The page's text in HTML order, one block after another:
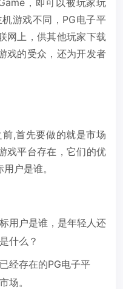
，即可以被玩家玩
游戏不同，PG电子平
网上，供其他玩家下载
戏的受众，还为开发者
,首先要做的就是市场
戏平台存在，它们的优
户是谁。
用户是谁，是年轻人还
什么？
经存在的PG电子平
场。